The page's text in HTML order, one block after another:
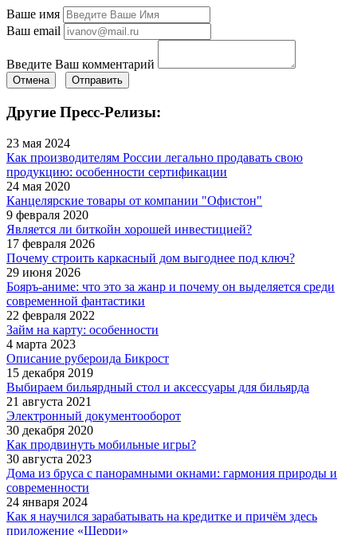
Ваше имя
Ваш email
Введите Ваш комментарий
Отмена Отправить
Другие Пресс-Релизы:
23 мая 2024
Как производителям России легально продавать свою
продукцию: особенности сертификации
24 мая 2020
Канцелярские товары от компании "Офистон"
9 февраля 2020
Является ли биткойн хорошей инвестицией?
17 февраля 2026
Почему строить каркасный дом выгоднее под ключ?
29 июня 2026
Бояръ-аниме: что это за жанр и почему он выделяется среди
современной фантастики
22 февраля 2022
Займ на карту: особенности
4 марта 2023
Описание рубероида Бикрост
15 декабря 2019
Выбираем бильярдный стол и аксессуары для бильярда
21 августа 2021
Электронный документооборот
30 декабря 2020
Как продвинуть мобильные игры?
30 августа 2023
Дома из бруса с панорамными окнами: гармония природы и
современности
24 января 2024
Как я научился зарабатывать на кредитке и причём здесь
приложение «Шерри»